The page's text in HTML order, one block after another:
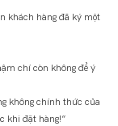
khách hàng đã ký một
chí còn không để ý
không chính thức của
khi đặt hàng!”